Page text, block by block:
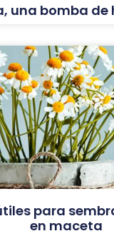
una bomba de
para
en maceta